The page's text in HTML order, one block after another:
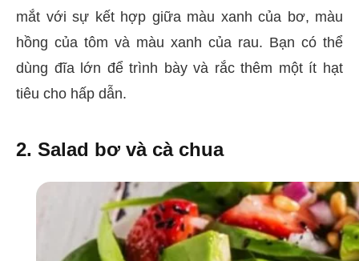
mắt với sự kết hợp giữa màu xanh của bơ, màu
hồng của tôm và màu xanh của rau. Bạn có thể
dùng đĩa lớn để trình bày và rắc thêm một ít hạt
tiêu cho hấp dẫn.
2. Salad bơ và cà chua